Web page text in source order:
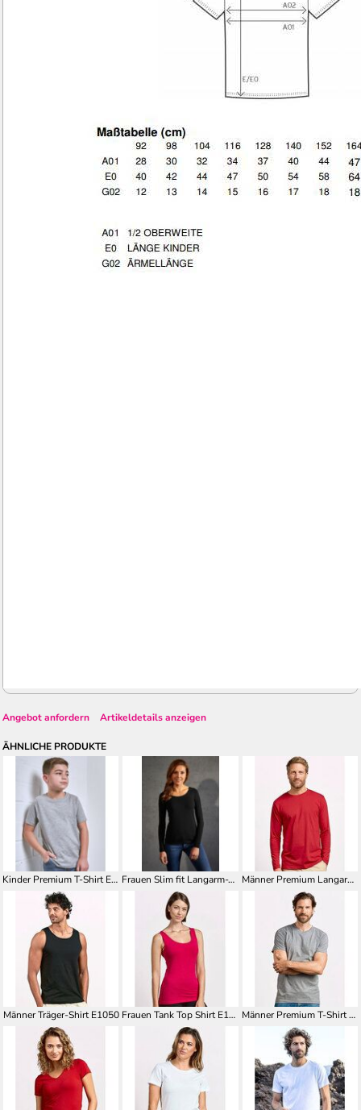
Angebot anfordern Artikeldetails anzeigen
ÄHNLICHE PRODUKTE
Kinder Premium T-Shirt E399 Frauen Slim fit Langarm-T-Shirt E4085 Männer Premium Langarm-Shirt E4099
Männer Träger-Shirt E1050 Frauen Tank Top Shirt E1051 Männer Premium T-Shirt mit V-Ausschnitt E3025